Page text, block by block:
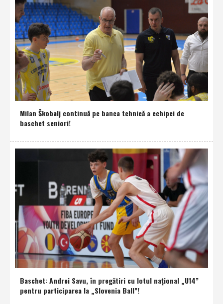
Milan Škobalj continuă pe banca tehnică a echipei de
baschet seniori!
Baschet: Andrei Savu, în pregătiri cu lotul naţional „U14”
pentru participarea la „Slovenia Ball”!